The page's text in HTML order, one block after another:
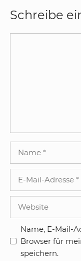
Schreibe
Adresse
Name, E-Mail-
Browser für
speichern.